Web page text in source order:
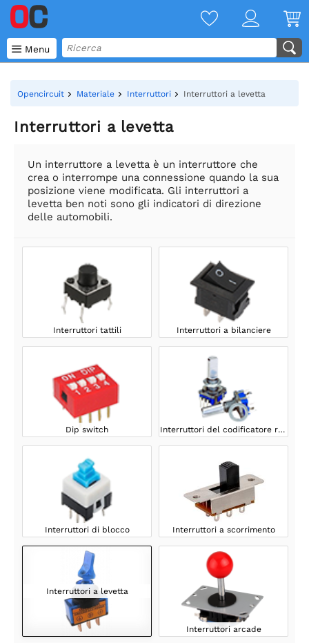
 Menu
Opencircuit Materiale Interruttori Interruttori a levetta
Interruttori a levetta
Un interruttore a levetta è un interruttore che
crea o interrompe una connessione quando la sua
posizione viene modificata. Gli interruttori a
levetta ben noti sono gli indicatori di direzione
delle automobili.
Interruttori tattili Interruttori a bilanciere
Dip switch Interruttori del codificatore rotativo
Interruttori di blocco Interruttori a scorrimento
Interruttori a levetta
Interruttori arcade